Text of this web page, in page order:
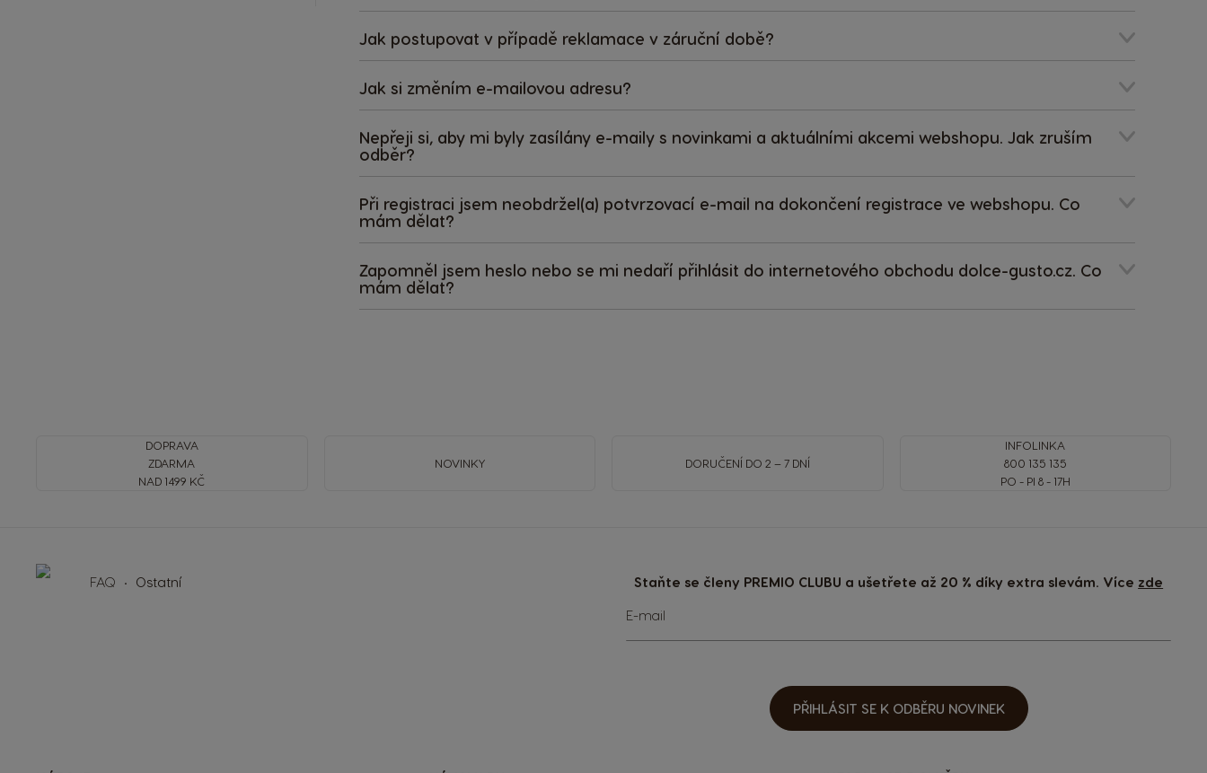
Jak postupovat v případě reklamace v záruční době?
Jak si změním e-mailovou adresu?
Nepřeji si, aby mi byly zasílány e-maily s novinkami a aktuálními akcemi webshopu. Jak zruším
odběr?
Při registraci jsem neobdržel(a) potvrzovací e-mail na dokončení registrace ve webshopu. Co
mám dělat?
Zapomněl jsem heslo nebo se mi nedaří přihlásit do internetového obchodu dolce-gusto.cz. Co
mám dělat?
DOPRAVA
ZDARMA
NAD 1499 KČ
NOVINKY DORUČENÍ DO 2 – 7 DNÍ
INFOLINKA
800 135 135
PO - PI 8 - 17H
FAQ Ostatní Staňte se členy PREMIO CLUBU a ušetřete až 20 % díky extra slevám. Více zde
Přihlaste
se
k
E-mail
PŘIHLÁSIT SE K ODBĚRU NOVINEK